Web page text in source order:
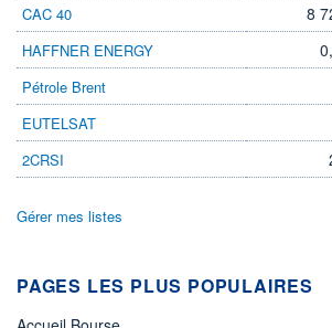
07.08.26 / 15:33:12
ÉLIGIBILITÉ
Non éligible
Boursobank
+ PORTEFEUILLE
CAC 40
8
HAFFNER ENERGY
Pétrole Brent
EUTELSAT
2CRSI
Gérer mes listes
PAGES LES PLUS POPULAIRES